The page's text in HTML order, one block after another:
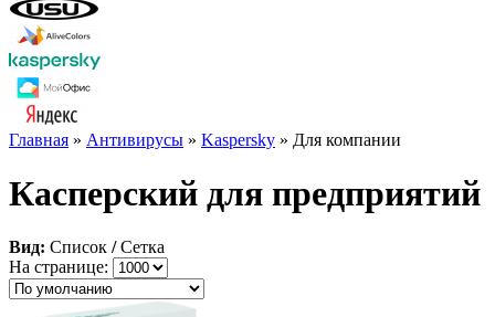
Главная » Антивирусы » Kaspersky » Для компании
Касперский для предприятий
Вид: Список / Сетка
На странице: